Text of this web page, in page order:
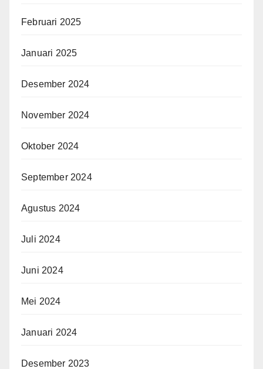
Februari 2025
Januari 2025
Desember 2024
November 2024
Oktober 2024
September 2024
Agustus 2024
Juli 2024
Juni 2024
Mei 2024
Januari 2024
Desember 2023